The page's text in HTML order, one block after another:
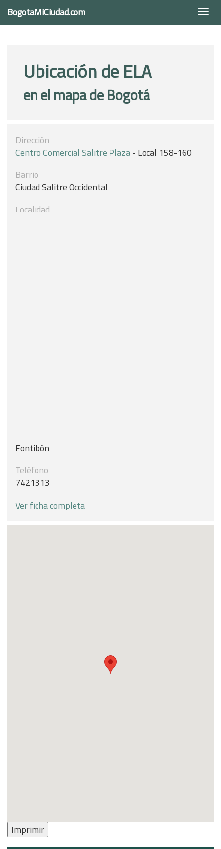
BogotaMiCiudad.com
Ubicación de ELA
en el mapa de Bogotá
Dirección
Centro Comercial Salitre Plaza- Local 158-160
Barrio
Ciudad Salitre Occidental
Localidad
Fontibón
Teléfono
7421313
Ver ficha completa
Imprimir